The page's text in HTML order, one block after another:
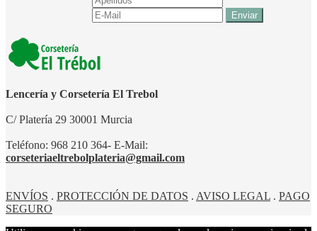
Lencería y Corsetería El Trebol
C/ Platería 29 30001 Murcia
Teléfono: 968 210 364- E-Mail:
corseteriaeltrebolplateria@gmail.com
ENVÍOS . PROTECCIÓN DE DATOS . AVISO LEGAL . PAGO
SEGURO